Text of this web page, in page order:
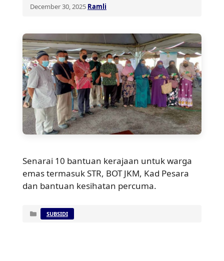
December 30, 2025 Ramli
Senarai 10 bantuan kerajaan untuk warga
emas termasuk STR, BOT JKM, Kad Pesara
dan bantuan kesihatan percuma.
Categories
SUBSIDI